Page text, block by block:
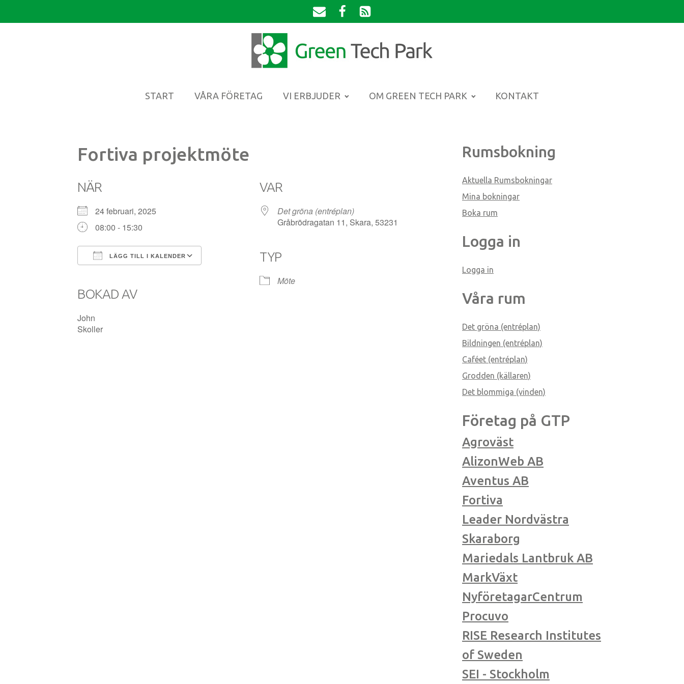
START VÅRA FÖRETAG VI ERBJUDER OM GREEN TECH PARK KONTAKT
Fortiva projektmöte
NÄR
24 februari, 2025
08:00 - 15:30
LÄGG TILL I KALENDER
Google Kalender Office 365
BOKAD AV
John
Skoller
VAR
Det gröna (entréplan)
Gråbrödragatan 11, Skara, 53231
TYP
Möte
Rumsbokning
Aktuella Rumsbokningar
Mina bokningar
Boka rum
Logga in
Logga in
Våra rum
Det gröna (entréplan)
Bildningen (entréplan)
Caféet (entréplan)
Grodden (källaren)
Det blommiga (vinden)
Företag på GTP
Agroväst
AlizonWeb AB
Aventus AB
Fortiva
Leader Nordvästra
Skaraborg
Mariedals Lantbruk AB
MarkVäxt
NyföretagarCentrum
Procuvo
RISE Research Institutes
of Sweden
SEI - Stockholm